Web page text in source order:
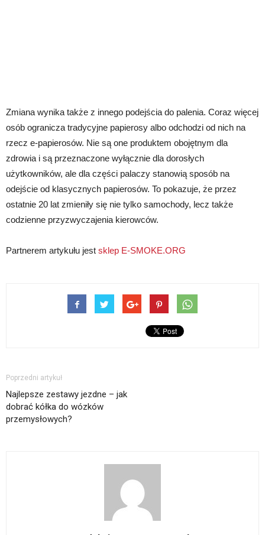
Zmiana wynika także z innego podejścia do palenia. Coraz więcej
osób ogranicza tradycyjne papierosy albo odchodzi od nich na
rzecz e-papierosów. Nie są one produktem obojętnym dla
zdrowia i są przeznaczone wyłącznie dla dorosłych
użytkowników, ale dla części palaczy stanowią sposób na
odejście od klasycznych papierosów. To pokazuje, że przez
ostatnie 20 lat zmieniły się nie tylko samochody, lecz także
codzienne przyzwyczajenia kierowców.
Partnerem artykułu jest sklep E-SMOKE.ORG
Poprzedni artykuł
Najlepsze zestawy jezdne – jak
dobrać kółka do wózków
przemysłowych?